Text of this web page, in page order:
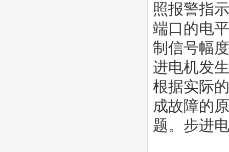
照报警指
端口的电
制信号幅
进电机发
根据实际
成故障的
题。步进